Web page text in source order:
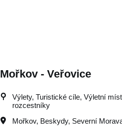
Mořkov - Veřovice
Výlety, Turistické cíle, Výletní
rozcestníky
Mořkov, Beskydy, Severní